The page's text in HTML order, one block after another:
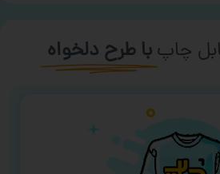
چاپ با طرح دلخواه